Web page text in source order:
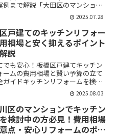
例まで解説「大田区のマンション
チンシンクを交換したいけど、何
めたらいいのか分からない」「費
くらかかるの？」「失敗やトラブ
配…」そんな悩みを...
2025.07.28
戸建てのキッチンリフォー
相場と安く抑えるポイント
説
でも安心！板橋区戸建てキッチン
ームの費用相場と賢い予算の立て
ガイドキッチンリフォームを検討
るけれど、「一体いくらかかる
「費用を安く抑えるコツはあ
「信頼できるリフォーム会社をど
ばいいの？」と、不安や疑...
2025.08.03
区のマンションでキッチン
検討中の方必見！費用相場
点・安心リフォームのポイ